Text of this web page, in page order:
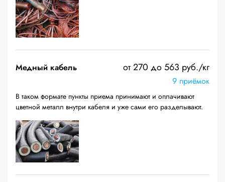
Медный кабель от 270 до 563 руб./кг
9 приёмок
В таком формате пункты приема принимают и оплачивают
цветной металл внутри кабеля и уже сами его разделывают.